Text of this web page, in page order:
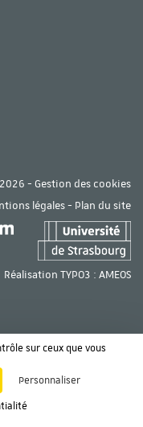
- Gestion des cookies
légales- Plan du site
Réalisation TYPO3 : AMEOS
sur ceux que vous
Personnaliser